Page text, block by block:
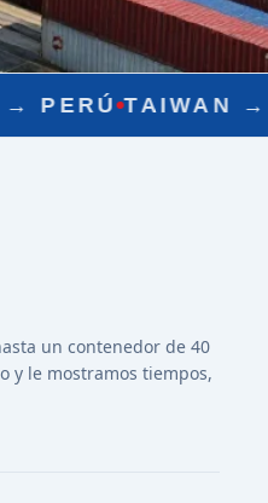
→ MÉXICO
un contenedor de 40
y le mostramos tiempos,